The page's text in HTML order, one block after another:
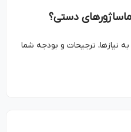
دستی؟
ترجیحات و بودجه شما